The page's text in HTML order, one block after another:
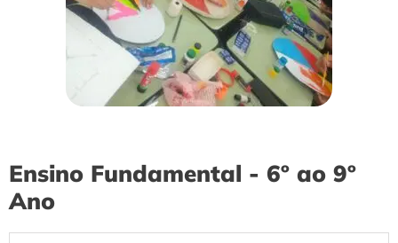
Ensino Fundamental - 6º ao 9º
Ano